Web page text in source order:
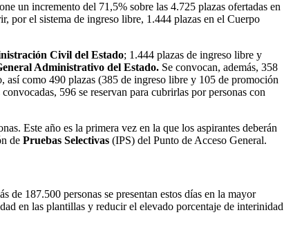
un incremento del 71,5% sobre las 4.725 plazas ofertadas en
por el sistema de ingreso libre, 1.444 plazas en el Cuerpo
Civil del Estado; 1.444 plazas de ingreso libre y
Administrativo del Estado. Se convocan, además, 358
así como 490 plazas (385 de ingreso libre y 105 de promoción
596 se reservan para cubrirlas por personas con
Este año es la primera vez en la que los aspirantes deberán
de Pruebas Selectivas (IPS) del Punto de Acceso General.
de 187.500 personas se presentan estos días en la mayor
en las plantillas y reducir el elevado porcentaje de interinidad